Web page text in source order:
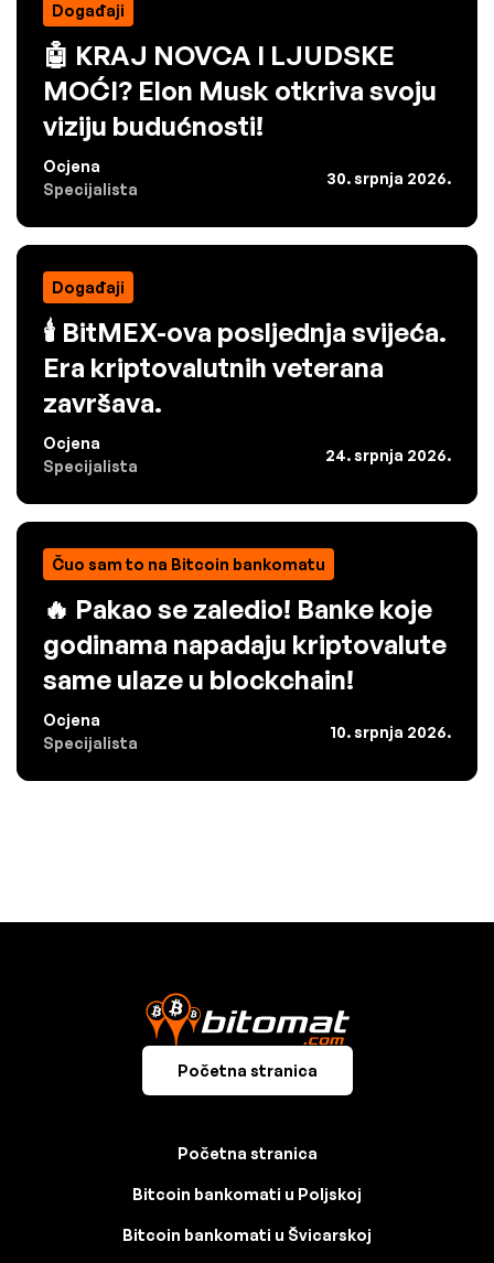
Događaji
🤖 KRAJ NOVCA I LJUDSKE
MOĆI? Elon Musk otkriva svoju
viziju budućnosti!
Ocjena
Specijalista
30. srpnja 2026.
Događaji
🕯️ BitMEX-ova posljednja svijeća.
Era kriptovalutnih veterana
završava.
Ocjena
Specijalista
24. srpnja 2026.
Čuo sam to na Bitcoin bankomatu
🔥 Pakao se zaledio! Banke koje
godinama napadaju kriptovalute
same ulaze u blockchain!
Ocjena
Specijalista
10. srpnja 2026.
Početna stranica
Početna stranica
Bitcoin bankomati u Poljskoj
Bitcoin bankomati u Švicarskoj